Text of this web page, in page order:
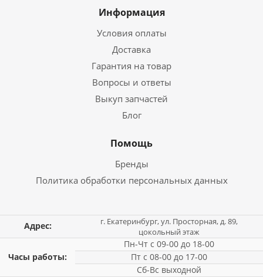
Информация
Условия оплаты
Доставка
Гарантия на товар
Вопросы и ответы
Выкуп запчастей
Блог
Помощь
Бренды
Политика обработки персональных данных
Адрес:
г. Екатеринбург, ул. Просторная, д. 89,
цокольный этаж
Часы работы:
Пн-Чт с 09-00 до 18-00
Пт с 08-00 до 17-00
Сб-Вс выходной